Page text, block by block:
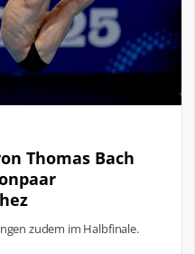
Thomas Bach
zudem im Halbfinale.